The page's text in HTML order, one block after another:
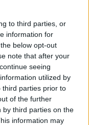
to third parties, or
information for
below opt-out
note that after your
seeing
utilized by
third parties prior to
of the further
by third parties on the
information may